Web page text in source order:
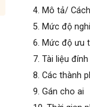
4. Mô tả/
5. Mức độ
6. Mức độ ưu
7. Tài liệu
8. Các thành
9. Gán cho ai